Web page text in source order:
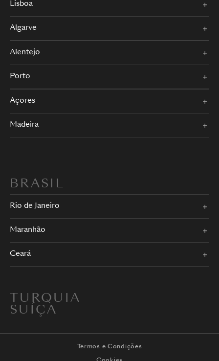
Lisboa
Algarve
Alentejo
Porto
Açores
Madeira
BRASIL
Rio de Janeiro
Maranhão
Ceará
TURQUIA
SUÍÇA
Termos e Condições